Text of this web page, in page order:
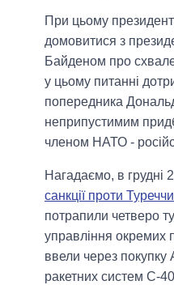
При цьому
домовитися з
Байденом про
у цьому питанні
попередника
неприпустимим
членом НАТО -
Нагадаємо, в грудні
санкції проти
потрапили четверо
управління окремих
ввели через покупку
ракетних систем С-